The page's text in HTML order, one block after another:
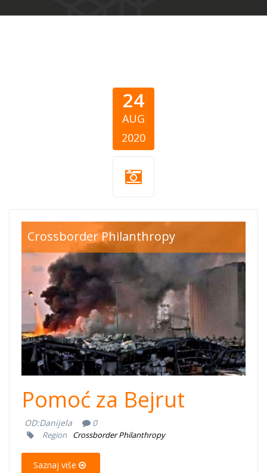
24
AUG
2020
bejrut-
pomoc.png
Crossborder Philanthropy
Pomoć za Bejrut
OD:Danijela 0
Region Crossborder Philanthropy
Saznaj više